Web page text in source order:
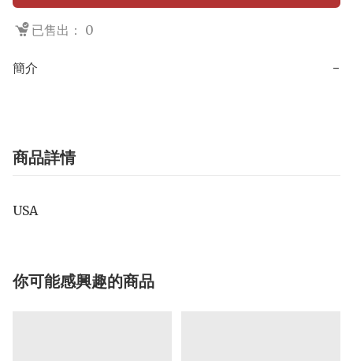
已售出： 0
簡介 −
商品詳情
USA
你可能感興趣的商品